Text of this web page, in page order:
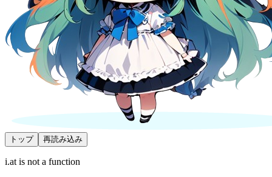
トップ 再読み込み
i.at is not a function